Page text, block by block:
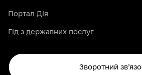
Портал Дія
Гід з державних послуг
Зворотний